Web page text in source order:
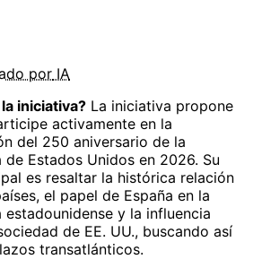
por IA
iniciativa? La iniciativa propone
activamente en la
del 250 aniversario de la
de Estados Unidos en 2026. Su
es resaltar la histórica relación
el papel de España en la
estadounidense y la influencia
de EE. UU., buscando así
transatlánticos.